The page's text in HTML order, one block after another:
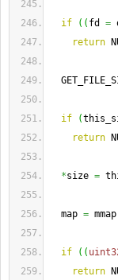
if ( ( fd =
return
if (
return
*size =
map = mmap
if ( (
return